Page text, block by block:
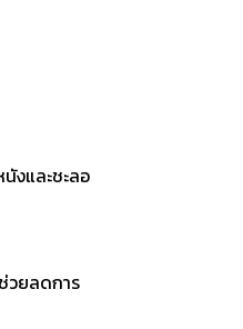
งและชะลอ
วยลดการ